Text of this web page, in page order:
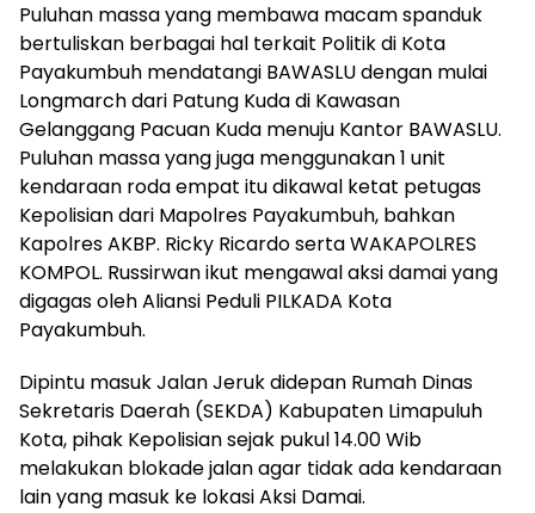
Puluhan massa yang membawa macam spanduk
bertuliskan berbagai hal terkait Politik di Kota
Payakumbuh mendatangi BAWASLU dengan mulai
Longmarch dari Patung Kuda di Kawasan
Gelanggang Pacuan Kuda menuju Kantor BAWASLU.
Puluhan massa yang juga menggunakan 1 unit
kendaraan roda empat itu dikawal ketat petugas
Kepolisian dari Mapolres Payakumbuh, bahkan
Kapolres AKBP. Ricky Ricardo serta WAKAPOLRES
KOMPOL. Russirwan ikut mengawal aksi damai yang
digagas oleh Aliansi Peduli PILKADA Kota
Payakumbuh.
Dipintu masuk Jalan Jeruk didepan Rumah Dinas
Sekretaris Daerah (SEKDA) Kabupaten Limapuluh
Kota, pihak Kepolisian sejak pukul 14.00 Wib
melakukan blokade jalan agar tidak ada kendaraan
lain yang masuk ke lokasi Aksi Damai.